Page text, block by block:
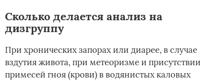
Сколько делается анализ на
дизгруппу
При хронических запорах или диарее, в случае
вздутия живота, при метеоризме и присутствии
примесей гноя (крови) в водянистых каловых